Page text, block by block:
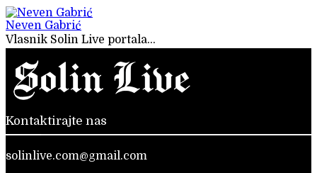
Neven Gabrić
Vlasnik Solin Live portala...
Kontaktirajte nas
solinlive.com@gmail.com